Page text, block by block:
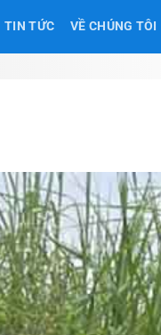
TIN TỨC VỀ CHÚNG TÔI